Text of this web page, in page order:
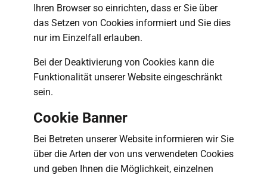
Ihren Browser so einrichten, dass er Sie über
das Setzen von Cookies informiert und Sie dies
nur im Einzelfall erlauben.
Bei der Deaktivierung von Cookies kann die
Funktionalität unserer Website eingeschränkt
sein.
Cookie Banner
Bei Betreten unserer Website informieren wir Sie
über die Arten der von uns verwendeten Cookies
und geben Ihnen die Möglichkeit, einzelnen